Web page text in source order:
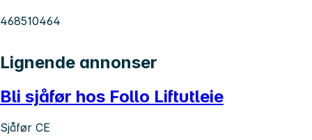
468510464
Lignende annonser
Bli sjåfør hos Follo Liftutleie
Sjåfør CE